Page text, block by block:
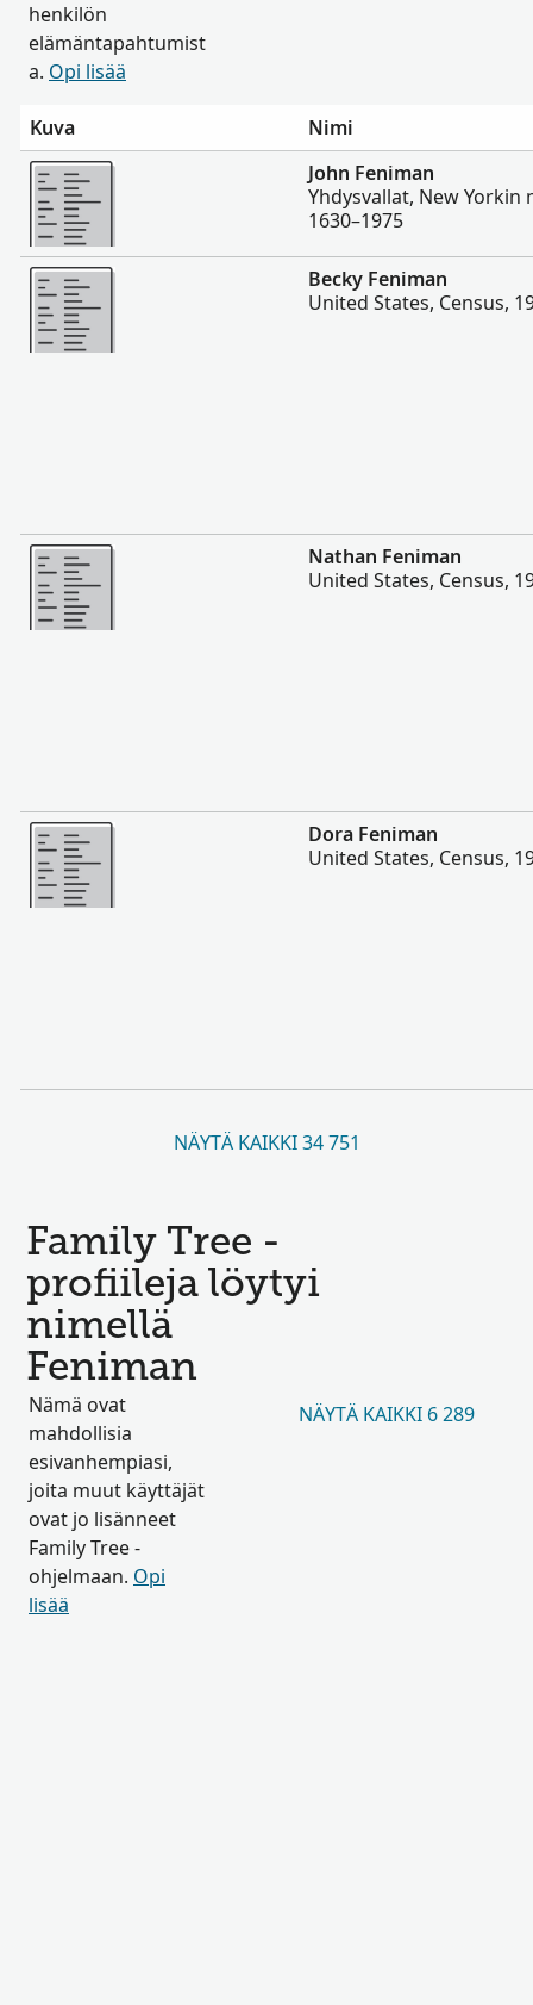
henkilön
elämäntapahtumist
a. Opi lisää
Kuva
Nimi
Enemmän
John Feniman
Yhdysvallat, New Yorkin
1630–1975
Enemmän
Becky Feniman
United States, Census,
Enemmän
Nathan Feniman
United States, Census,
Enemmän
Dora Feniman
United States, Census,
NÄYTÄ KAIKKI 34 751
Family Tree -
profiileja löytyi
nimellä
Feniman
Nämä ovat
mahdollisia
esivanhempiasi,
joita muut käyttäjät
ovat jo lisänneet
Family Tree -
ohjelmaan. Opi
lisää
NÄYTÄ KAIKKI 6 289